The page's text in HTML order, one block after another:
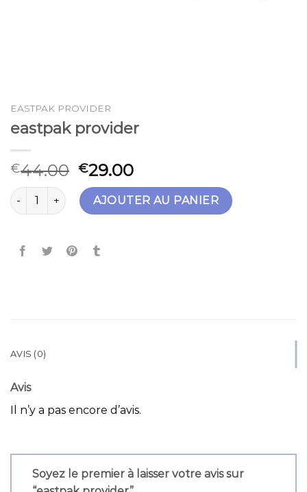
EASTPAK PROVIDER
eastpak provider
€44.00 €29.00
quantité de eastpak providerAJOUTER AU PANIER
AVIS (0)
Avis
Il n’y a pas encore d’avis.
Soyez le premier à laisser votre avis sur